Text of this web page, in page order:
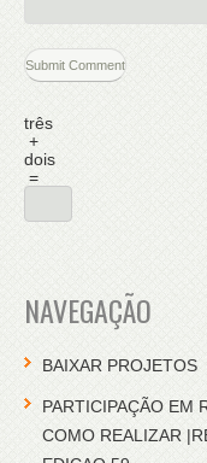
três
+
dois
=
NAVEGAÇÃO
BAIXAR PROJETOS
PARTICIPAÇÃO EM
COMO REALIZAR